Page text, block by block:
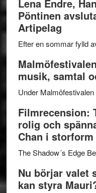
Lena Endre,
Pöntinen
Artipelag
Efter en sommar fylld
musik, samtal
Under
Filmrecension:
rolig och
Chan i storform
The Shadow´s Edge
Nu börjar valet
kan styra